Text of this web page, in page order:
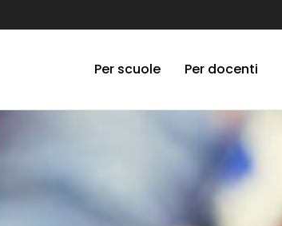
Per scuole Per docenti